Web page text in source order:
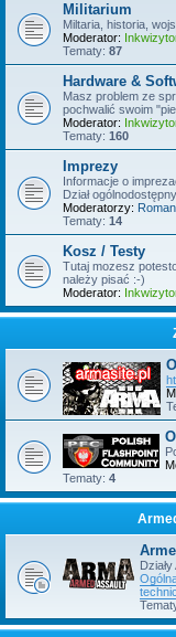
Militarium
Miltaria, historia,
Moderator:
Tematy: 87
Hardware &
Masz problem ze
pochwalić swoim
Moderator:
Tematy: 160
Imprezy
Informacje o
Dział ogólnodostępny.
Moderatorzy:
Tematy: 14
Kosz / Testy
Tutaj mozesz
należy pisać :-)
Moderator:
Tematy: 4